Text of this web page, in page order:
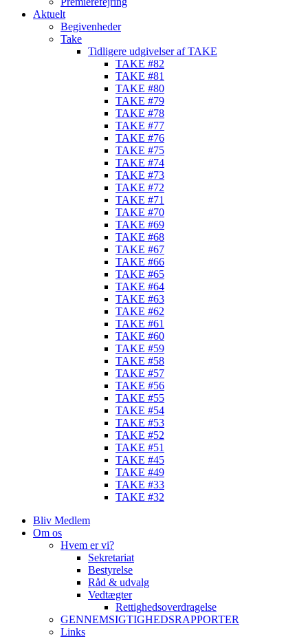
Aktuelt
Begivenheder
Take
Tidligere udgivelser af TAKE
TAKE #82
TAKE #81
TAKE #80
TAKE #79
TAKE #78
TAKE #77
TAKE #76
TAKE #75
TAKE #74
TAKE #73
TAKE #72
TAKE #71
TAKE #70
TAKE #69
TAKE #68
TAKE #67
TAKE #66
TAKE #65
TAKE #64
TAKE #63
TAKE #62
TAKE #61
TAKE #60
TAKE #59
TAKE #58
TAKE #57
TAKE #56
TAKE #55
TAKE #54
TAKE #53
TAKE #52
TAKE #51
TAKE #45
TAKE #49
TAKE #33
TAKE #32
Bliv Medlem
Om os
Hvem er vi?
Sekretariat
Bestyrelse
Råd & udvalg
Vedtægter
Rettighedsoverdragelse
GENNEMSIGTIGHEDSRAPPORTER
Links